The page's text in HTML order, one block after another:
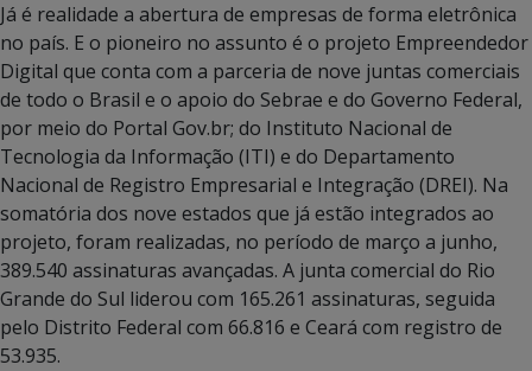
Já é realidade a abertura de empresas de forma eletrônica
no país. E o pioneiro no assunto é o projeto Empreendedor
Digital que conta com a parceria de nove juntas comerciais
de todo o Brasil e o apoio do Sebrae e do Governo Federal,
por meio do Portal Gov.br; do Instituto Nacional de
Tecnologia da Informação (ITI) e do Departamento
Nacional de Registro Empresarial e Integração (DREI). Na
somatória dos nove estados que já estão integrados ao
projeto, foram realizadas, no período de março a junho,
389.540 assinaturas avançadas. A junta comercial do Rio
Grande do Sul liderou com 165.261 assinaturas, seguida
pelo Distrito Federal com 66.816 e Ceará com registro de
53.935.